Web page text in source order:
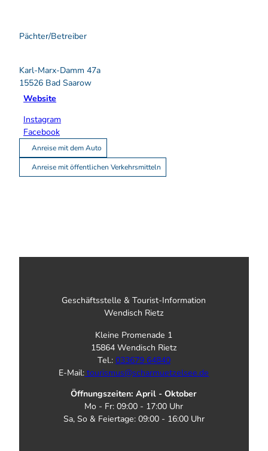
Pächter/Betreiber
Karl-Marx-Damm 47a
15526 Bad Saarow
Website
Instagram
Facebook
Anreise mit dem Auto
Anreise mit öffentlichen Verkehrsmitteln
Geschäftsstelle & Tourist-Information
Wendisch Rietz
Kleine Promenade 1
15864 Wendisch Rietz
Tel.: 033679 64840
E-Mail: tourismus@scharmuetzelsee.de
Öffnungszeiten: April - Oktober
Mo - Fr: 09:00 - 17:00 Uhr
Sa, So & Feiertage: 09:00 - 16:00 Uhr